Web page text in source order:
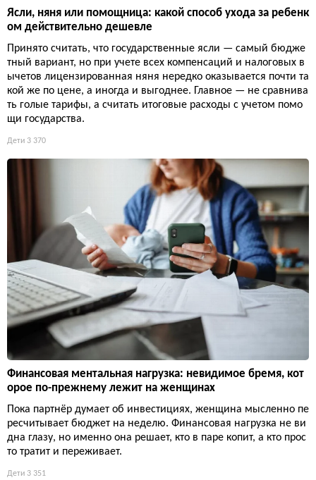
Ясли, няня или помощница: какой способ ухода за ребенк
ом действительно дешевле
Принято считать, что государственные ясли — самый бюдже
тный вариант, но при учете всех компенсаций и налоговых в
ычетов лицензированная няня нередко оказывается почти та
кой же по цене, а иногда и выгоднее. Главное — не сравнива
ть голые тарифы, а считать итоговые расходы с учетом помо
щи государства.
Дети 3 370
Финансовая ментальная нагрузка: невидимое бремя, кот
орое по-прежнему лежит на женщинах
Пока партнёр думает об инвестициях, женщина мысленно пе
ресчитывает бюджет на неделю. Финансовая нагрузка не ви
дна глазу, но именно она решает, кто в паре копит, а кто прос
то тратит и переживает.
Дети 3 351